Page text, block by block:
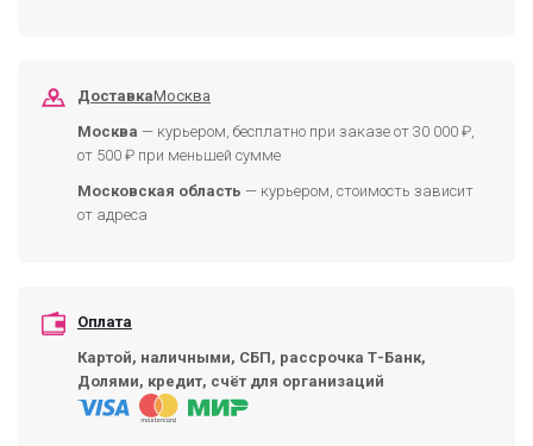
ДоставкаМосква
Москва — курьером, бесплатно при заказе от 30 000 ₽,
от 500 ₽ при меньшей сумме
Московская область — курьером, стоимость зависит
от адреса
Оплата
Картой, наличными, СБП, рассрочка Т-Банк,
Долями, кредит, счёт для организаций